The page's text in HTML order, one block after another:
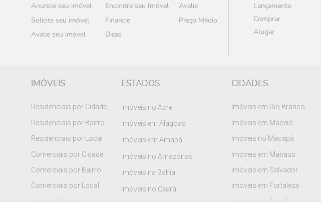
Anuncie seu imóvel Encontre seu Imóvel
Avalie
Solicite seu imóvel
Financie
Preço Médio
Avalie seu imóvel
Dicas
Lançamento
Comprar
Alugar
IMÓVEIS
Residenciais por Cidade
Residenciais por Bairro
Residenciais por Local
Comerciais por Cidade
Comerciais por Bairro
Comerciais por Local
ESTADOS
Imóveis no Acre
Imóveis em Alagoas
Imóveis em Amapá
Imóveis no Amazonas
Imóveis na Bahia
Imóveis no Ceará
CIDADES
Imóveis em Rio Branco
Imóveis em Maceió
Imóveis no Macapá
Imóveis em Manaus
Imóveis em Salvador
Imóveis em Fortaleza